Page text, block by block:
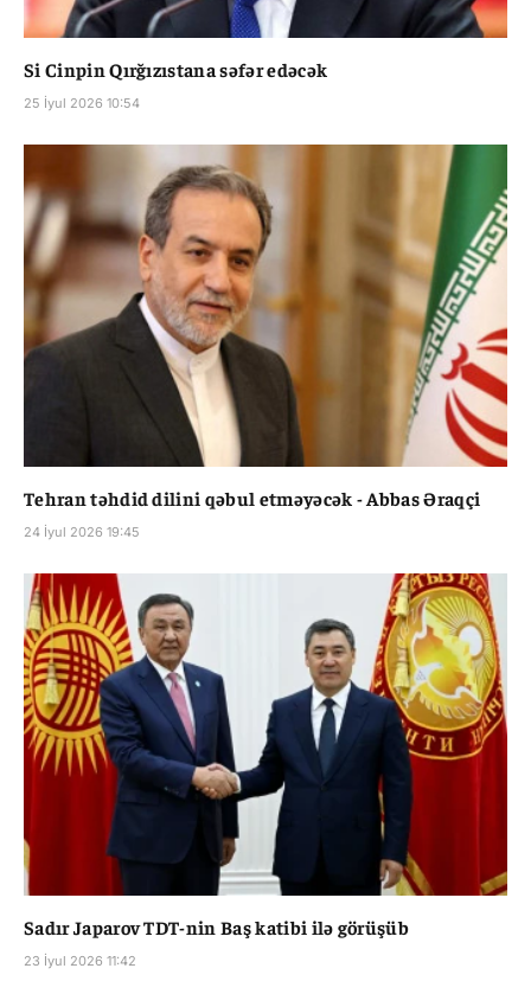
Si Cinpin Qırğızıstana səfər edəcək
25 İyul 2026 10:54
Tehran təhdid dilini qəbul etməyəcək - Abbas Əraqçi
24 İyul 2026 19:45
Sadır Japarov TDT-nin Baş katibi ilə görüşüb
23 İyul 2026 11:42